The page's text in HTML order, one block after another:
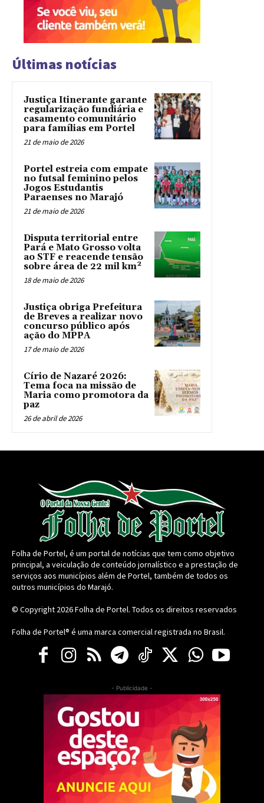
Últimas notícias
Justiça Itinerante garante
regularização fundiária e
casamento comunitário
para famílias em Portel
21 de maio de 2026
Portel estreia com empate
no futsal feminino pelos
Jogos Estudantis
Paraenses no Marajó
21 de maio de 2026
Disputa territorial entre
Pará e Mato Grosso volta
ao STF e reacende tensão
sobre área de 22 mil km²
18 de maio de 2026
Justiça obriga Prefeitura
de Breves a realizar novo
concurso público após
ação do MPPA
17 de maio de 2026
Círio de Nazaré 2026:
Tema foca na missão de
Maria como promotora da
paz
26 de abril de 2026
Folha de Portel, é um portal de notícias que tem como objetivo
principal, a veiculação de conteúdo jornalístico e a prestação de
serviços aos municípios além de Portel, também de todos os
outros municípios do Marajó.
© Copyright 2026Folha de Portel. Todos os direitos reservados
Folha de Portel® é uma marca comercial registrada no Brasil.
- Publicidade -